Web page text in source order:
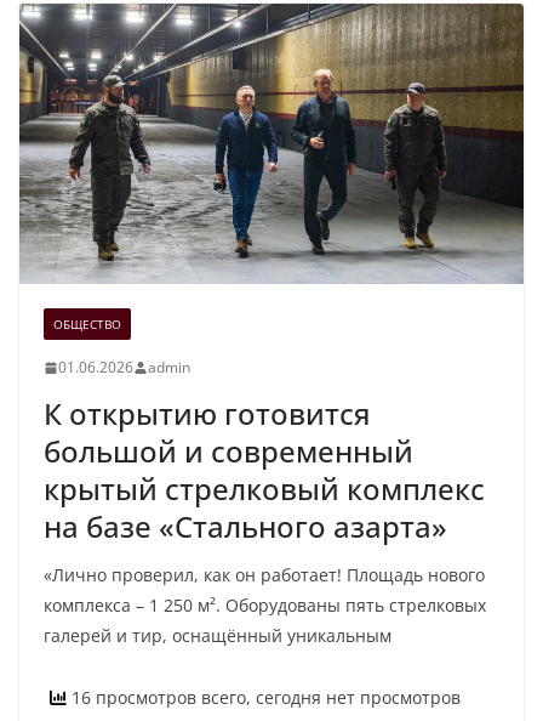
ОБЩЕСТВО
01.06.2026 admin
К открытию готовится
большой и современный
крытый стрелковый комплекс
на базе «Стального азарта»
«Лично проверил, как он работает! Площадь нового
комплекса – 1 250 м². Оборудованы пять стрелковых
галерей и тир, оснащённый уникальным
16 просмотров всего, сегодня нет просмотров